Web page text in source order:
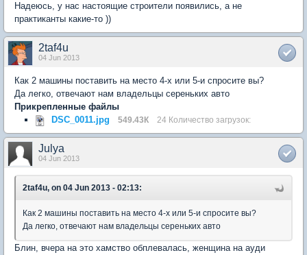
Надеюсь, у нас настоящие строители появились, а не
практиканты какие-то ))
2taf4u
04 Jun 2013
Как 2 машины поставить на место 4-х или 5-и спросите вы?
Да легко, отвечают нам владельцы сереньких авто
Прикрепленные файлы
DSC_0011.jpg
549.43К 24 Количество загрузок:
Julya
04 Jun 2013
2taf4u, on 04 Jun 2013 - 02:13:
Как 2 машины поставить на место 4-х или 5-и спросите вы?
Да легко, отвечают нам владельцы сереньких авто
Блин, вчера на это хамство обплевалась, женщина на ауди